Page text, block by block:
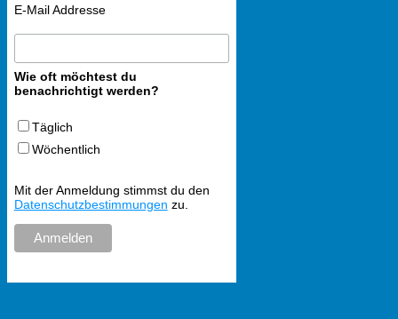
E-Mail Addresse
Wie oft möchtest du
benachrichtigt werden?
Täglich
Wöchentlich
Mit der Anmeldung stimmst du den
Datenschutzbestimmungen zu.